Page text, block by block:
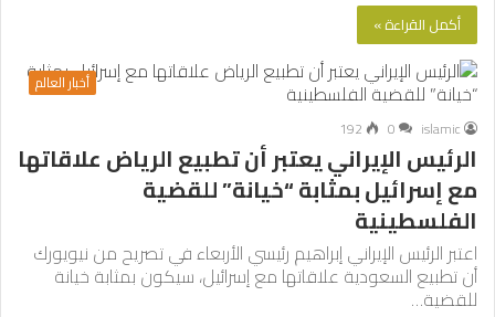
أكمل القراءة »
أخبار العالم
islamic
0
192
الرئيس الإيراني يعتبر أن تطبيع الرياض علاقاتها
مع إسرائيل بمثابة “خيانة” للقضية
الفلسطينية
اعتبر الرئيس الإيراني إبراهيم رئيسي الأربعاء في تصريح من نيويورك
أن تطبيع السعودية علاقاتها مع إسرائيل، سيكون بمثابة خيانة
للقضية…